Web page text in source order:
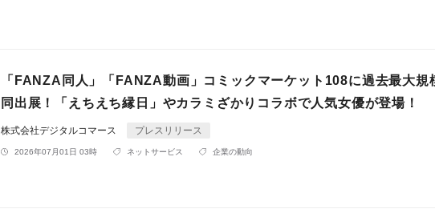
「FANZA同人」「FANZA動画」コミックマーケット108に過去最大規
同出展！「えちえち縁日」やカラミざかりコラボで人気女優が登場！
株式会社デジタルコマース プレスリリース
2026年07月01日 03時 ネットサービス 企業の動向